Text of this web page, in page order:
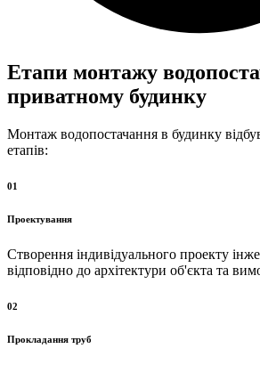
Етапи монтажу
приватному будинку
Монтаж водопостачання в будинку
етапів:
01
Проектування
Створення індивідуального проекту
відповідно до архітектури об'єкта та
02
Прокладання труб